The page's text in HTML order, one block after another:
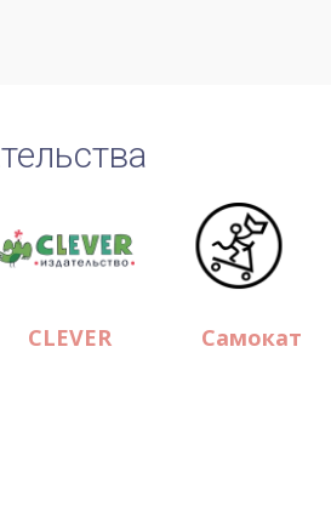
CLEVER Самокат